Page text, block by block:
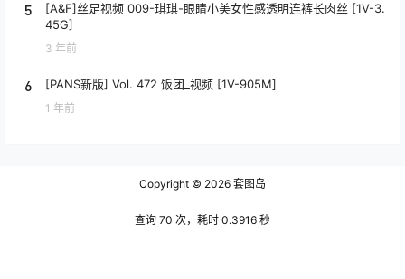
5
[A&F]丝足视频 009-琪琪-眼睛小美女性感透明连裤长肉丝 [1V-3.
45G]
3 年前
6 [PANS新版] Vol. 472 饭团_视频 [1V-905M]
1 年前
Copyright © 2026 套图岛
查询 70 次，耗时 0.3916 秒